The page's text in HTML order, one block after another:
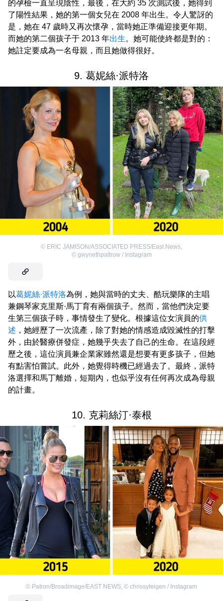
的孕檢一直呈現陰性，最後，在大約 35 次測試後，她得到
了陽性結果，她的第一個女兒在 2008 年出生。令人驚訝的
是，她在 47 歲時又再次懷孕，當時她正準備迎接更年期。
而她的第二個孩子于 2013 年出生。她可能使終都是對的：
她註定要成為一名母親，而且她做得很好。
9. 葛妮絲·派特洛
© ERIC JAMISON/ASSOCIATED PRESS/East News,
© gwynethpaltrow / Instagram
以葛妮絲·派特洛為例，她與當時的丈夫、酷玩樂隊的主唱
兼鋼琴家克里斯·馬丁育有兩個孩子。然而，當他們決定要
生第三個孩子時，事情發生了變化。根據這位女演員的供
述 ，她經歷了一次流產，除了對她的情感造成毀滅性的打擊
外，由於醫療併發症，她幾乎失去了自己的生命。在這段經
歷之後，這位演員兼企業家雖然還是想要有更多孩子，但她
有點害怕嘗試。此外，她覺得時機已經過去了。最終，派特
洛選擇和馬丁離婚，短期內，也似乎沒有任何再次成為母親
的計畫。
10. 克莉絲汀·泰根
© Patron/Broadimage/EAST NEWS © chrissyteigen / Instagram